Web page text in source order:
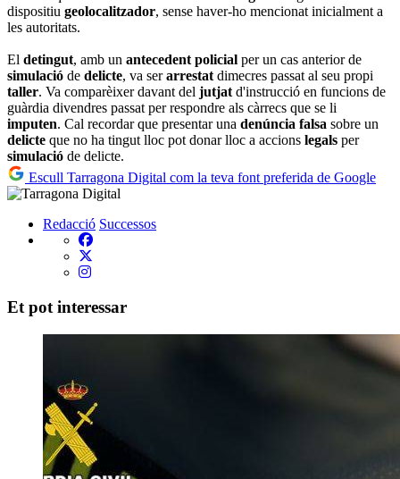
dispositiu geolocalitzador, sense haver-ho mencionat inicialment a
les autoritats.
El detingut, amb un antecedent policial per un cas anterior de
simulació de delicte, va serarrestatdimecres passat al seu propi
taller. Va comparèixer davant del jutjatd'instrucció en funcions de
guàrdia divendres passat per respondre als càrrecs que se li
imputen. Cal recordar que presentar una denúncia falsa sobre un
delicte que no ha tingut lloc pot donar lloc a accions legals per
simulació de delicte.
Escull Tarragona Digital com la teva font preferida de Google
Redacció Successos
Et pot interessar